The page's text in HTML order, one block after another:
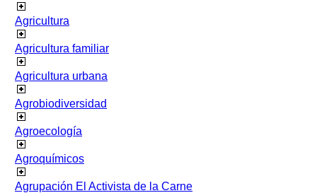
Agricultura
Agricultura familiar
Agricultura urbana
Agrobiodiversidad
Agroecología
Agroquímicos
Agrupación El Activista de la Carne